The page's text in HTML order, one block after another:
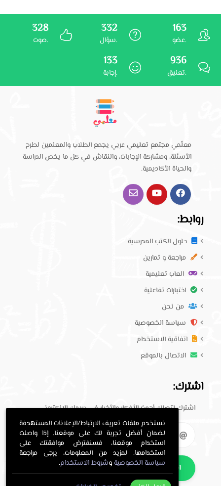
163
عضو.
332
سؤال.
328
صوت.
936
تعليق.
133
إجابة.
معلّمي مجتمع تعليمي عربي يجمع الطلاب والمعلمين لطرح
الأسئلة، ومشاركة الإجابات، والنقاش في كل ما يخص الدراسة
والحياة الأكاديمية.
روابط:
حلول الكتب المدرسية
مراجعة و تمارين
العاب تعليمية
اختبارات تفاعلية
من نحن
سياسة الخصوصية
اتفاقية الاستخدام
الاتصال بالموقع
اشترك:
اشترك لتصلك أحدث الأفكار والأخبار في بريدك الإلكتروني.
اشترك
نستخدم ملفات تعريف الارتباط/الإعلانات المستهدفة
لضمان أفضل تجربة لك على موقعنا. إذا واصلت
استخدام موقعنا، فسنفترض موافقتك على
استخدامها. لمزيد من المعلومات، يرجى مراجعة
سياسة الخصوصية وشروط الاستخدام.